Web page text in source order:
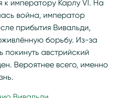
к императору Карлу VI. На
война, император
прибытия Вивальди,
борьбу. Из-за
австрийский
Вероятнее всего, именно